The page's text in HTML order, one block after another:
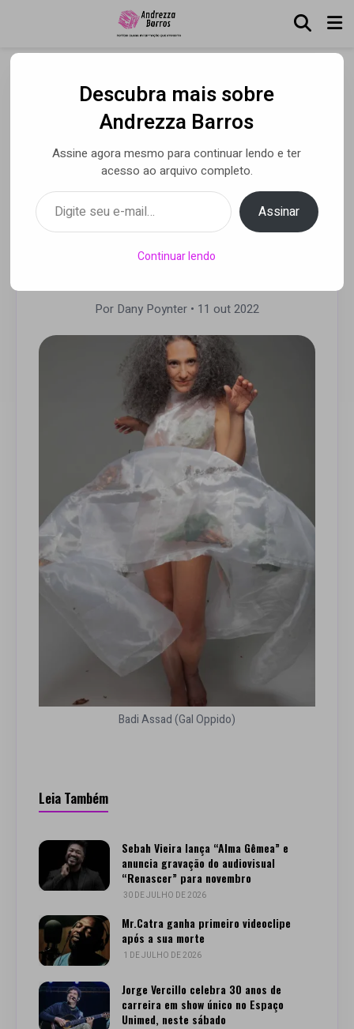
Badi Assad chega a São
João da Boa Vista com
turnê que vai rodar o país,
além dos Estados Unidos,
França, Áustria e
Alemanha
Por Dany Poynter • 11 out 2022
Badi Assad (Gal Oppido)
Leia Também
Sebah Vieira lança “Alma Gêmea” e
anuncia gravação do audiovisual
“Renascer” para novembro
30 DE JULHO DE 2026
Mr.Catra ganha primeiro videoclipe
após a sua morte
1 DE JULHO DE 2026
Jorge Vercillo celebra 30 anos de
carreira em show único no Espaço
Unimed, neste sábado
Descubra mais sobre
Andrezza Barros
Assine agora mesmo para continuar lendo e ter
acesso ao arquivo completo.
Digite seu e-mail…
Assinar
Continuar lendo